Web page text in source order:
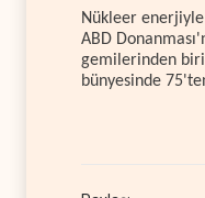
Nükleer enerjiyle
ABD
gemilerinden
bünyesinde